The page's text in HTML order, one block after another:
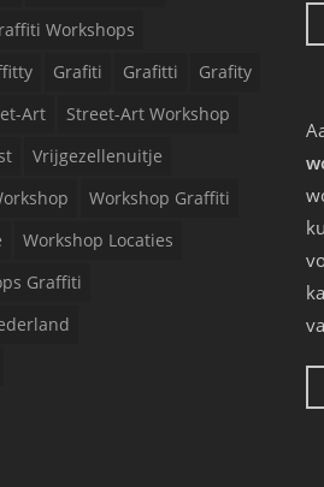
Workshops
Grafiti Grafitti
Grafity
Art
Street-Art Workshop
Vrijgezellenuitje
Workshop Graffiti
Workshop Locaties
Graffiti